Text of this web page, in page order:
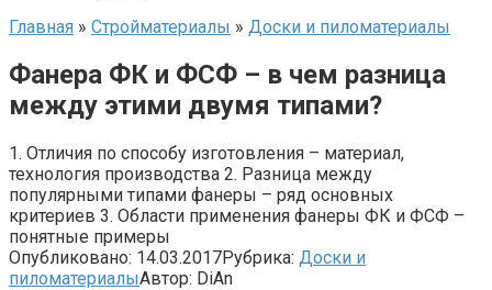
Главная » Стройматериалы » Доски и пиломатериалы
Фанера ФК и ФСФ – в чем разница
между этими двумя типами?
1. Отличия по способу изготовления – материал,
технология производства 2. Разница между
популярными типами фанеры – ряд основных
критериев 3. Области применения фанеры ФК и ФСФ –
понятные примеры
Опубликовано: 14.03.2017Рубрика: Доски и
пиломатериалыАвтор: DiAn